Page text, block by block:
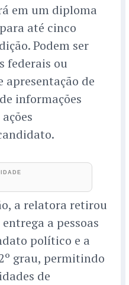
em um diploma
até cinco
Podem ser
federais ou
apresentação de
informações
a relatora retirou
a pessoas
político e a
grau, permitindo
de